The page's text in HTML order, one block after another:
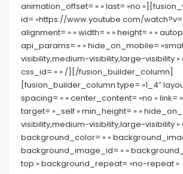
animation_offset= » » last= »no
id= »https://www.youtube.com/
alignment= » » width= » » height= » »
api_params= » » hide_on_mobile=
visibility,medium-visibility,large-visibility »
css_id= » » /][/fusion_builder_column]
[fusion_builder_column type= »1_4″
spacing= » » center_content= »no » link=
target= »_self » min_height= » »
visibility,medium-visibility,large-visibility »
background_color= » »
background_image_id= » »
top » background_repeat= »no-repeat »